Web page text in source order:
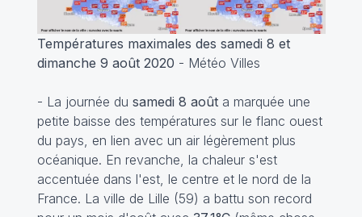
Températures maximales des samedi 8 et
dimanche 9 août 2020 - Météo Villes
- La journée du samedi 8 août a marquée une
petite baisse des températures sur le flanc ouest
du pays, en lien avec un air légèrement plus
océanique. En revanche, la chaleur s'est
accentuée dans l'est, le centre et le nord de la
France. La ville de Lille (59) a battu son record